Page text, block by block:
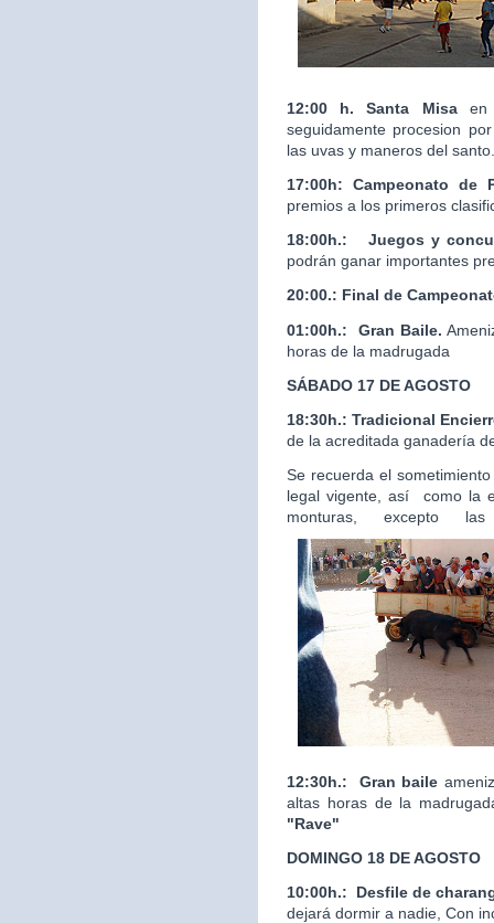
12:00 h. Santa Misaen
seguidamente procesion
las uvas y maneros del santo.
17:00h: Campeonato de
premios a los primeros
18:00h.:
Juegos y
podrán ganar importantes
20:00.: Final de
01:00h.: Gran Baile.
horas de la madrugada
SÁBADO 17 DE AGOSTO
18:30h.: Tradicional
de la acreditada ganadería
Se recuerda el
legal vigente, así como la
monturas, excepto
12:30h.: Gran baile
altas horas de la
"Rave"
DOMINGO 18 DE AGOSTO
10:00h.:
Desfile de
dejará dormir a nadie, Con